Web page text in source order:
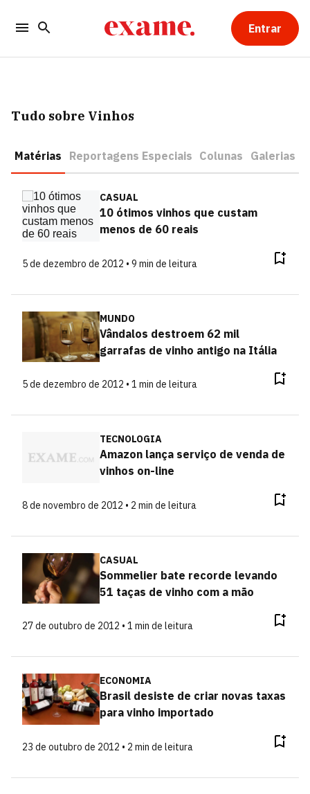
Entrar
Tudo sobre Vinhos
Matérias Reportagens Especiais Colunas Galerias
CASUAL
10 ótimos vinhos que custam
menos de 60 reais
5 de dezembro de 2012 • 9 min de leitura
MUNDO
Vândalos destroem 62 mil
garrafas de vinho antigo na Itália
5 de dezembro de 2012 • 1 min de leitura
TECNOLOGIA
Amazon lança serviço de venda de
vinhos on-line
8 de novembro de 2012 • 2 min de leitura
CASUAL
Sommelier bate recorde levando
51 taças de vinho com a mão
27 de outubro de 2012 • 1 min de leitura
ECONOMIA
Brasil desiste de criar novas taxas
para vinho importado
23 de outubro de 2012 • 2 min de leitura